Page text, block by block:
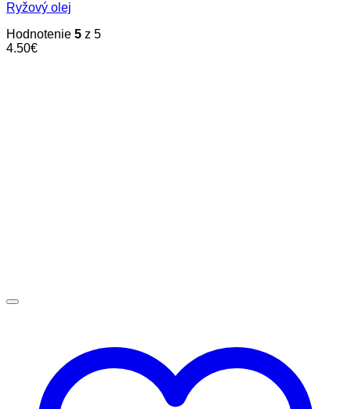
Ryžový olej
Hodnotenie 5 z 5
4.50€